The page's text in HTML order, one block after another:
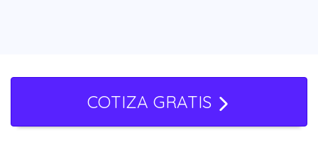
COTIZA GRATIS